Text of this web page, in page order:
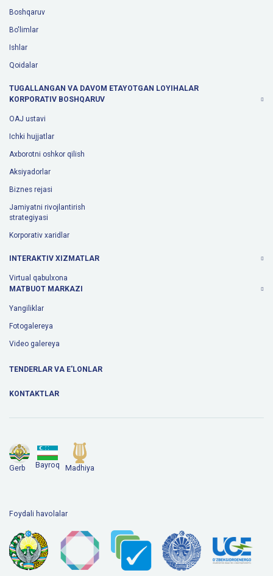
Boshqaruv
Bo'limlar
Ishlar
Qoidalar
TUGALLANGAN VA DAVOM ETAYOTGAN LOYIHALAR
KORPORATIV BOSHQARUV
OAJ ustavi
Ichki hujjatlar
Axborotni oshkor qilish
Aksiyadorlar
Biznes rejasi
Jamiyatni rivojlantirish
strategiyasi
Korporativ xaridlar
INTERAKTIV XIZMATLAR
Virtual qabulxona
MATBUOT MARKAZI
Yangiliklar
Fotogalereya
Video galereya
TENDERLAR VA E'LONLAR
KONTAKTLAR
Gerb Bayroq Madhiya
Foydali havolalar